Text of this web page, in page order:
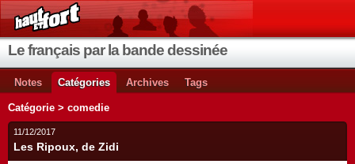
Le français par la bande dessinée
Notes Catégories Archives Tags
Catégorie > comedie
11/12/2017
Les Ripoux, de Zidi